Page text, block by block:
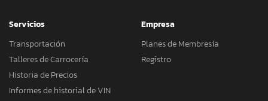
Servicios
Transportación
Talleres de Carrocería
Historia de Precios
Informes de historial de VIN
Empresa
Planes de Membresía
Registro